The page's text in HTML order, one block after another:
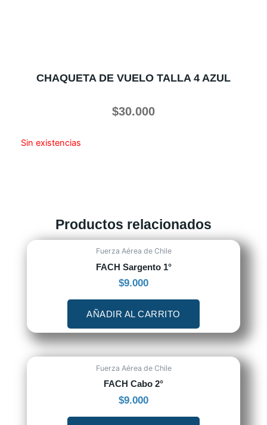
CHAQUETA DE VUELO TALLA 4 AZUL
$30.000
Sin existencias
Productos relacionados
Fuerza Aérea de Chile
FACH Sargento 1°
$9.000
AÑADIR AL CARRITO
Fuerza Aérea de Chile
FACH Cabo 2°
$9.000